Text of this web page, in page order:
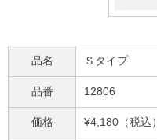
品名 Ｓタイプ
品番 12806
価格 ¥4,180（税込）